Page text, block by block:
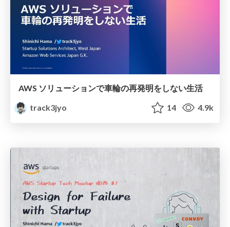
AWS ソリューションで車輪の再発明をしない生活
track3jyo
14 4.9k